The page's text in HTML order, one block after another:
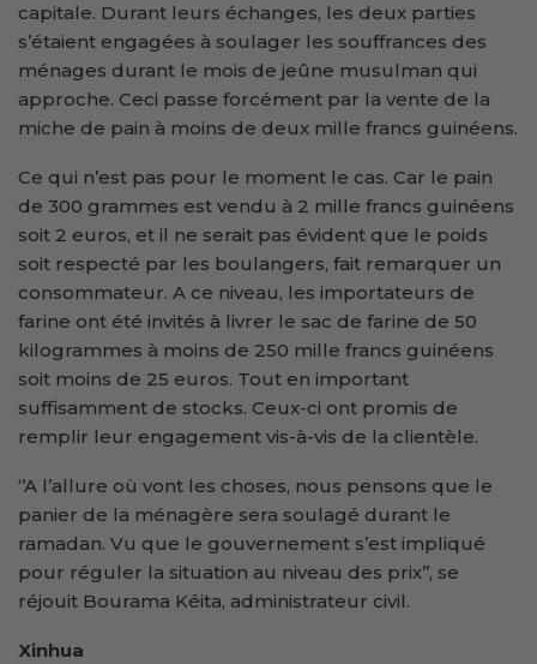
capitale. Durant leurs échanges, les deux parties
s’étaient engagées à soulager les souffrances des
ménages durant le mois de jeûne musulman qui
approche. Ceci passe forcément par la vente de la
miche de pain à moins de deux mille francs guinéens.
Ce qui n’est pas pour le moment le cas. Car le pain
de 300 grammes est vendu à 2 mille francs guinéens
soit 2 euros, et il ne serait pas évident que le poids
soit respecté par les boulangers, fait remarquer un
consommateur. A ce niveau, les importateurs de
farine ont été invités à livrer le sac de farine de 50
kilogrammes à moins de 250 mille francs guinéens
soit moins de 25 euros. Tout en important
suffisamment de stocks. Ceux-ci ont promis de
remplir leur engagement vis-à-vis de la clientèle.
‘’A l’allure où vont les choses, nous pensons que le
panier de la ménagère sera soulagé durant le
ramadan. Vu que le gouvernement s’est impliqué
pour réguler la situation au niveau des prix’’, se
réjouit Bourama Kéita, administrateur civil.
Xinhua